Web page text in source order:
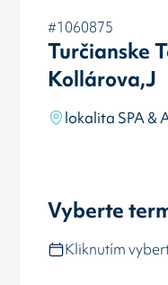
#1060875
Turčianske
Kollárova,J
lokalita SPA &
Vyberte
Kliknutím